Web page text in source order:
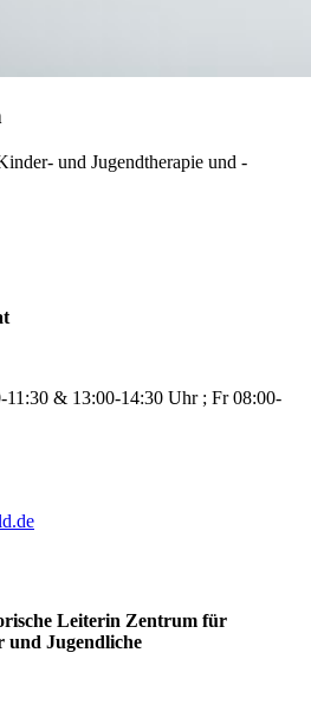
und Jugendtherapie und -
& 13:00-14:30 Uhr ; Fr 08:00-
.de
Leiterin Zentrum für
und Jugendliche